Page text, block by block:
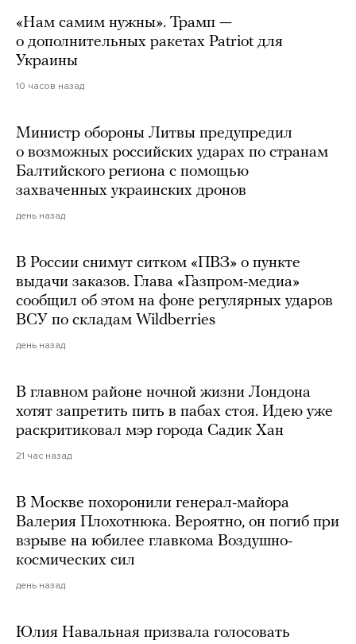
«Нам самим нужны». Трамп —
о дополнительных ракетах Patriot для
Украины
10 часов назад
Министр обороны Литвы предупредил
о возможных российских ударах по странам
Балтийского региона с помощью
захваченных украинских дронов
день назад
В России снимут ситком «ПВЗ» о пункте
выдачи заказов. Глава «Газпром-медиа»
сообщил об этом на фоне регулярных ударов
ВСУ по складам Wildberries
день назад
В главном районе ночной жизни Лондона
хотят запретить пить в пабах стоя. Идею уже
раскритиковал мэр города Садик Хан
21 час назад
В Москве похоронили генерал-майора
Валерия Плохотнюка. Вероятно, он погиб при
взрыве на юбилее главкома Воздушно-
космических сил
день назад
Юлия Навальная призвала голосовать